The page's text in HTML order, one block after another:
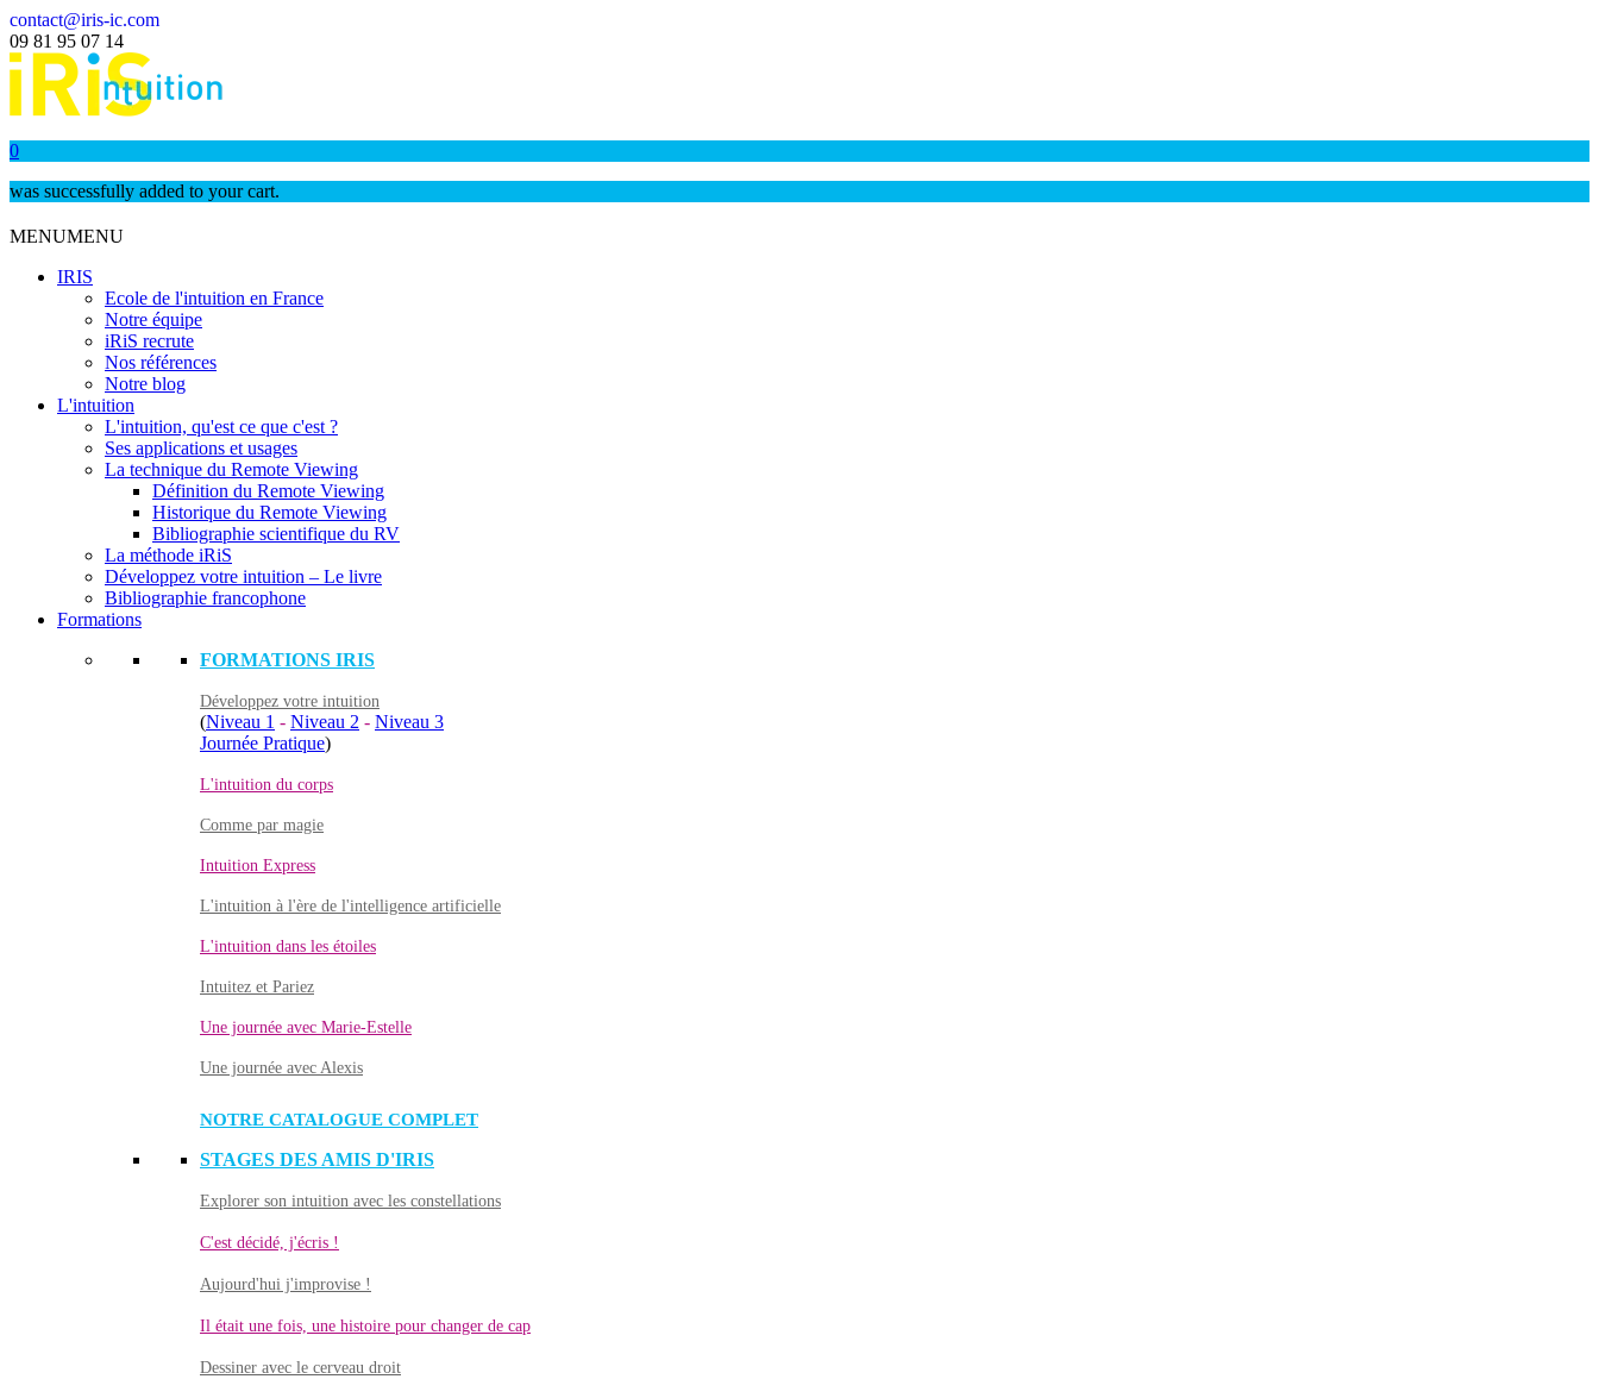
contact@iris-ic.com
09 81 95 07 14
0
was successfully added to your cart.
MENUMENU
IRIS
Ecole de l'intuition en France
Notre équipe
iRiS recrute
Nos références
Notre blog
L'intuition
L'intuition, qu'est ce que c'est ?
Ses applications et usages
La technique du Remote Viewing
Définition du Remote Viewing
Historique du Remote Viewing
Bibliographie scientifique du RV
La méthode iRiS
Développez votre intuition – Le livre
Bibliographie francophone
Formations
FORMATIONS IRIS
Développez votre intuition
(Niveau 1 - Niveau 2 - Niveau 3
Journée Pratique)
L'intuition du corps
Comme par magie
Intuition Express
L'intuition à l'ère de l'intelligence artificielle
L'intuition dans les étoiles
Intuitez et Pariez
Une journée avec Marie-Estelle
Une journée avec Alexis
NOTRE CATALOGUE COMPLET
STAGES DES AMIS D'IRIS
Explorer son intuition avec les constellations
C'est décidé, j'écris !
Aujourd'hui j'improvise !
Il était une fois, une histoire pour changer de cap
Dessiner avec le cerveau droit